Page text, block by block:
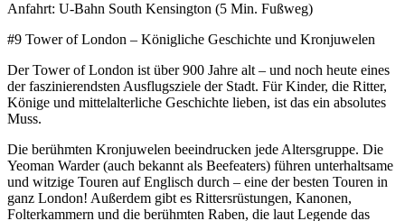
Anfahrt: U-Bahn South Kensington (5 Min. Fußweg)
#9 Tower of London – Königliche Geschichte und Kronjuwelen
Der Tower of London ist über 900 Jahre alt – und noch heute eines
der faszinierendsten Ausflugsziele der Stadt. Für Kinder, die Ritter,
Könige und mittelalterliche Geschichte lieben, ist das ein absolutes
Muss.
Die berühmten Kronjuwelen beeindrucken jede Altersgruppe. Die
Yeoman Warder (auch bekannt als Beefeaters) führen unterhaltsame
und witzige Touren auf Englisch durch – eine der besten Touren in
ganz London! Außerdem gibt es Rittersrüstungen, Kanonen,
Folterkammern und die berühmten Raben, die laut Legende das